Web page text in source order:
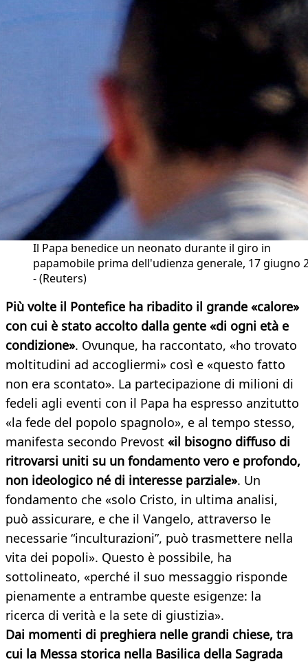
Il Papa benedice un neonato durante il giro in
papamobile prima dell'udienza generale, 17 giugno
- (Reuters)
Più volte il Pontefice ha ribadito il grande «calore»
con cui è stato accolto dalla gente «di ogni età e
condizione». Ovunque, ha raccontato, «ho trovato
moltitudini ad accogliermi» così e «questo fatto
non era scontato». La partecipazione di milioni di
fedeli agli eventi con il Papa ha espresso anzitutto
«la fede del popolo spagnolo», e al tempo stesso,
manifesta secondo Prevost «il bisogno diffuso di
ritrovarsi uniti su un fondamento vero e profondo,
non ideologico né di interesse parziale». Un
fondamento che «solo Cristo, in ultima analisi,
può assicurare, e che il Vangelo, attraverso le
necessarie “inculturazioni”, può trasmettere nella
vita dei popoli». Questo è possibile, ha
sottolineato, «perché il suo messaggio risponde
pienamente a entrambe queste esigenze: la
ricerca di verità e la sete di giustizia».
Dai momenti di preghiera nelle grandi chiese, tra
cui la Messa storica nella Basilica della Sagrada